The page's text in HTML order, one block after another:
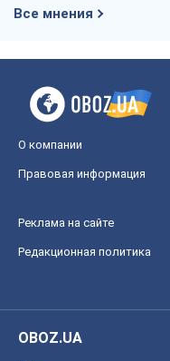
Все мнения
О компании
Правовая информация
Реклама на сайте
Редакционная политика
OBOZ.UA